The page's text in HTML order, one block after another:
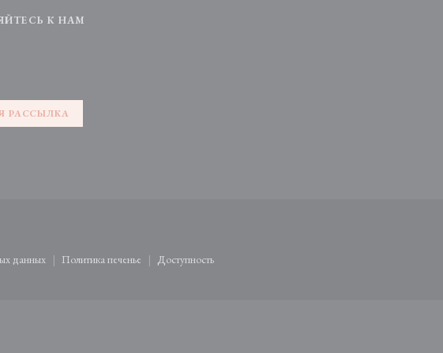
К НАМ
в новом окне))
((открывается в новом окне))
РАССЫЛКА
данных
в новом окне))
Политика печенье
((открывается в новом окне))
Доступность
((открывается в новом окне))